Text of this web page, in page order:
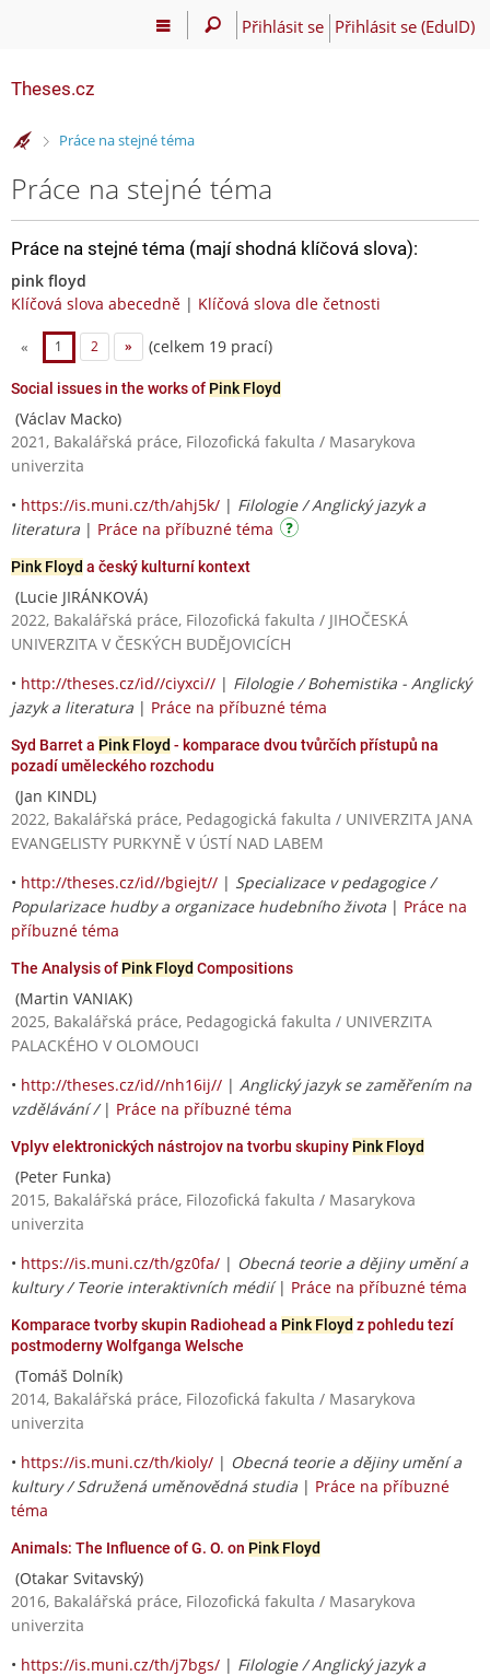
Přihlásit se Přihlásit se (EduID)
Theses.cz
>Práce na stejné téma
Práce na stejné téma
Práce na stejné téma (mají shodná klíčová slova):
pink floyd
Klíčová slova abecedně | Klíčová slova dle četnosti
« 1 2 » (celkem 19 prací)
Social issues in the works of Pink Floyd
(Václav Macko)
2021, Bakalářská práce, Filozofická fakulta / Masarykova
univerzita
• https://is.muni.cz/th/ahj5k/ | Filologie / Anglický jazyk a
literatura | Práce na příbuzné téma
Pink Floyd a český kulturní kontext
(Lucie JIRÁNKOVÁ)
2022, Bakalářská práce, Filozofická fakulta / JIHOČESKÁ
UNIVERZITA V ČESKÝCH BUDĚJOVICÍCH
• http://theses.cz/id//ciyxci// | Filologie / Bohemistika - Anglický
jazyk a literatura | Práce na příbuzné téma
Syd Barret a Pink Floyd - komparace dvou tvůrčích přístupů na
pozadí uměleckého rozchodu
(Jan KINDL)
2022, Bakalářská práce, Pedagogická fakulta / UNIVERZITA JANA
EVANGELISTY PURKYNĚ V ÚSTÍ NAD LABEM
• http://theses.cz/id//bgiejt// | Specializace v pedagogice /
Popularizace hudby a organizace hudebního života | Práce na
příbuzné téma
The Analysis of Pink Floyd Compositions
(Martin VANIAK)
2025, Bakalářská práce, Pedagogická fakulta / UNIVERZITA
PALACKÉHO V OLOMOUCI
• http://theses.cz/id//nh16ij// | Anglický jazyk se zaměřením na
vzdělávání / | Práce na příbuzné téma
Vplyv elektronických nástrojov na tvorbu skupiny Pink Floyd
(Peter Funka)
2015, Bakalářská práce, Filozofická fakulta / Masarykova
univerzita
• https://is.muni.cz/th/gz0fa/ | Obecná teorie a dějiny umění a
kultury / Teorie interaktivních médií| Práce na příbuzné téma
Komparace tvorby skupin Radiohead a Pink Floyd z pohledu tezí
postmoderny Wolfganga Welsche
(Tomáš Dolník)
2014, Bakalářská práce, Filozofická fakulta / Masarykova
univerzita
• https://is.muni.cz/th/kioly/ | Obecná teorie a dějiny umění a
kultury / Sdružená uměnovědná studia | Práce na příbuzné
téma
Animals: The Influence of G. O. on Pink Floyd
(Otakar Svitavský)
2016, Bakalářská práce, Filozofická fakulta / Masarykova
univerzita
• https://is.muni.cz/th/j7bgs/ | Filologie / Anglický jazyk a